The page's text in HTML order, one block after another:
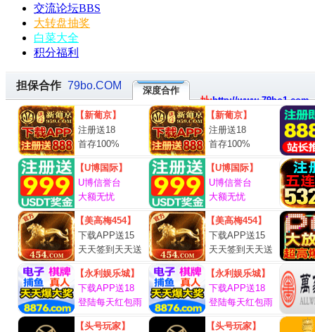
交流论坛BBS
大转盘抽奖
白菜大全
积分福利